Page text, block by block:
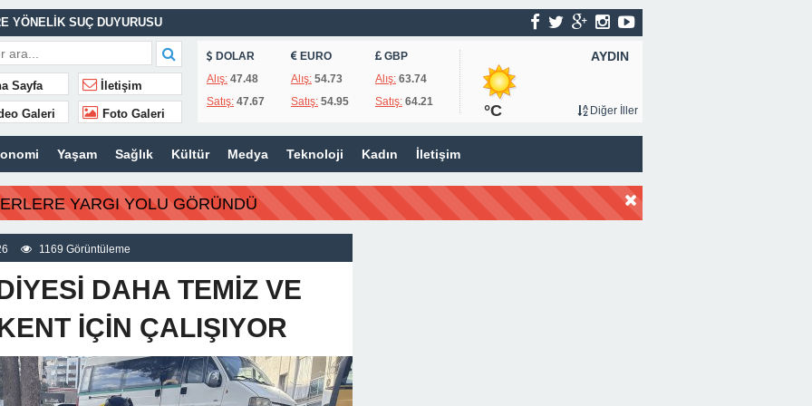
YÖNELİK SUÇ DUYURUSU
EFE İBRİKOĞLU’NUN ADI VERİLDİ
UNUTULMADI
Sayfa İletişim
Galeri Foto Galeri
DOLAR
Alış: 47.48
Satış: 47.67
EURO
Alış:54.73
Satış:54.95
GBP
Alış:63.74
Satış:64.21
AYDIN
°C Diğer İller
Yaşam Sağlık Kültür Medya Teknoloji Kadın İletişim
YARGI YOLU GÖRÜNDÜ
1169 Görüntüleme
DAHA TEMİZ VE
İÇİN ÇALIŞIYOR